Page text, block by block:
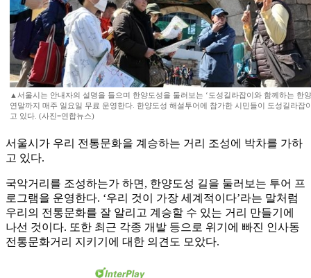
▲서울시는 안내자의 설명을 들으며 한양도성을 둘러보는 ‘도성길라잡이와 함께하는 한
연말까지 매주 일요일 무료 운영한다. 한양도성 해설투어에 참가한 시민들이 도성길라잡
고 있다. (사진=연합뉴스)
서울시가 우리 전통문화을 계승하는 거리 조성에 박차를 가하
고 있다.
국악거리를 조성하는가 하면, 한양도성 길을 둘러보는 투어 프
로그램을 운영한다. ‘우리 것이 가장 세계적이다’라는 말처럼
우리의 전통문화를 잘 알리고 계승할 수 있는 거리 만들기에
나선 것이다. 또한 최근 각종 개발 등으로 위기에 빠진 인사동
전통문화거리 지키기에 대한 의견도 모았다.